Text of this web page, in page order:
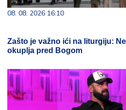
08. 08. 2026 16:10
Zašto je važno ići na liturgiju:
okuplja pred Bogom